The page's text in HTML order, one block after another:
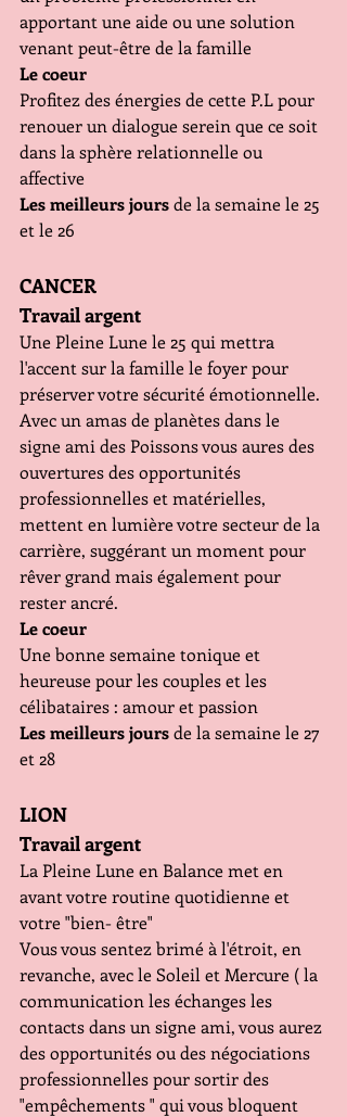
apportant une aide ou une solution
venant peut-être de la famille
Le coeur
Profitez des énergies de cette P.L pour
renouer un dialogue serein que ce soit
dans la sphère relationnelle ou
affective
Les meilleurs jours de la semaine le 25
et le 26
CANCER
Travail argent
Une Pleine Lune le 25 qui mettra
l'accent sur la famille le foyer pour
préserver votre sécurité émotionnelle.
Avec un amas de planètes dans le
signe ami des Poissons vous aures des
ouvertures des opportunités
professionnelles et matérielles,
mettent en lumière votre secteur de la
carrière, suggérant un moment pour
rêver grand mais également pour
rester ancré.
Le coeur
Une bonne semaine tonique et
heureuse pour les couples et les
célibataires : amour et passion
Les meilleurs jours de la semaine le 27
et 28
LION
Travail argent
La Pleine Lune en Balance met en
avant votre routine quotidienne et
votre "bien- être"
Vous vous sentez brimé à l'étroit, en
revanche, avec le Soleil et Mercure ( la
communication les échanges les
contacts dans un signe ami, vous aurez
des opportunités ou des négociations
professionnelles pour sortir des
"empêchements " qui vous bloquent